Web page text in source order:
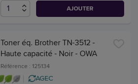
AJOUTER
Toner éq. Brother TN-3512 -
Haute capacité - Noir - OWA
Référence : 125134
AGEC